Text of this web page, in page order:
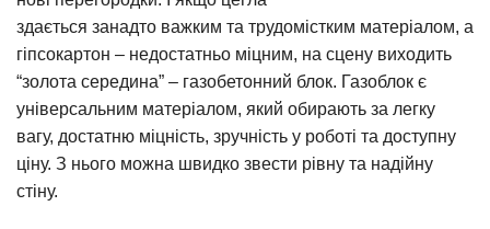
здається занадто важким та трудомістким матеріалом, а
гіпсокартон – недостатньо міцним, на сцену виходить
“золота середина” – газобетонний блок. Газоблок є
універсальним матеріалом, який обирають за легку
вагу, достатню міцність, зручність у роботі та доступну
ціну. З нього можна швидко звести рівну та надійну
стіну.